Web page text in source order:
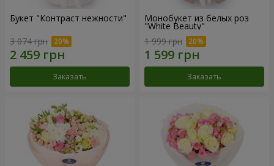
Букет "Контраст нежности"
3 074 грн
Заказать
Монобукет из белых роз
"White Beauty"
1 999 грн
Заказать